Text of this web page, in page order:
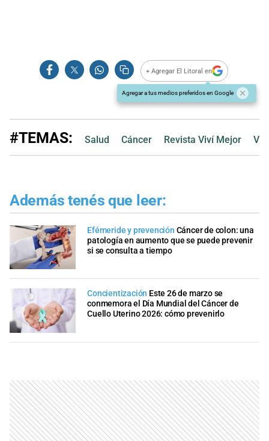
+ Agregar El Litoral en
Agregar a tus medios preferidos en Google
#TEMAS: Salud Cáncer Revista Viví Mejor
Además tenés que leer:
Efémeride y prevención Cáncer de colon: una
patología en aumento que se puede prevenir
si se consulta a tiempo
Concientización Este 26 de marzo se
conmemora el Día Mundial del Cáncer de
Cuello Uterino 2026: cómo prevenirlo